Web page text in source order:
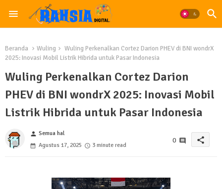
Beranda Wuling
Wuling Perkenalkan Cortez Darion PHEV di BNI wondrX
2025: Inovasi Mobil Listrik Hibrida untuk Pasar Indonesia
Wuling Perkenalkan Cortez Darion
PHEV di BNI wondrX 2025: Inovasi Mobil
Listrik Hibrida untuk Pasar Indonesia
person Semua hal
Agustus 17, 2025
3 minute read
0 share